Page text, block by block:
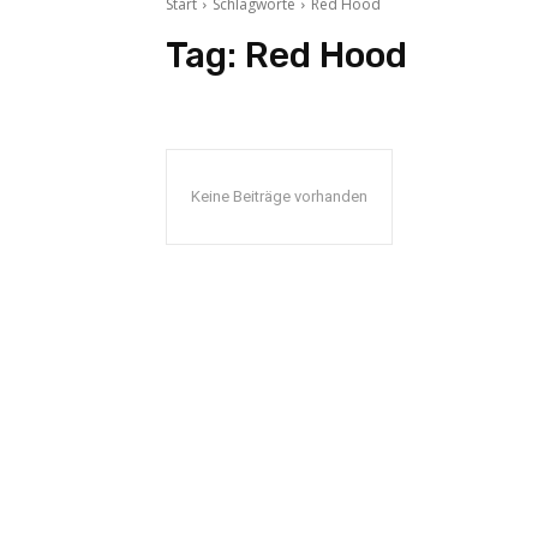
Start Schlagworte Red Hood
Tag: Red Hood
Keine Beiträge vorhanden